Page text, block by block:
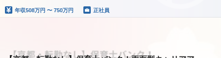
年収508万円 〜 750万円 正社員